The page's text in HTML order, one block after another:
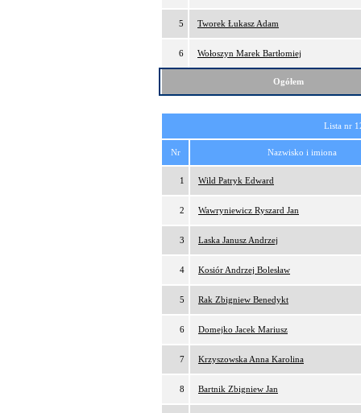
5 Tworek Łukasz Adam
6 Wołoszyn Marek Bartłomiej
Ogółem
Lista nr
Nr Nazwisko i imiona
1 Wild Patryk Edward
2 Wawryniewicz Ryszard Jan
3 Laska Janusz Andrzej
4 Kosiór Andrzej Bolesław
5 Rak Zbigniew Benedykt
6 Domejko Jacek Mariusz
7 Krzyszowska Anna Karolina
8 Bartnik Zbigniew Jan